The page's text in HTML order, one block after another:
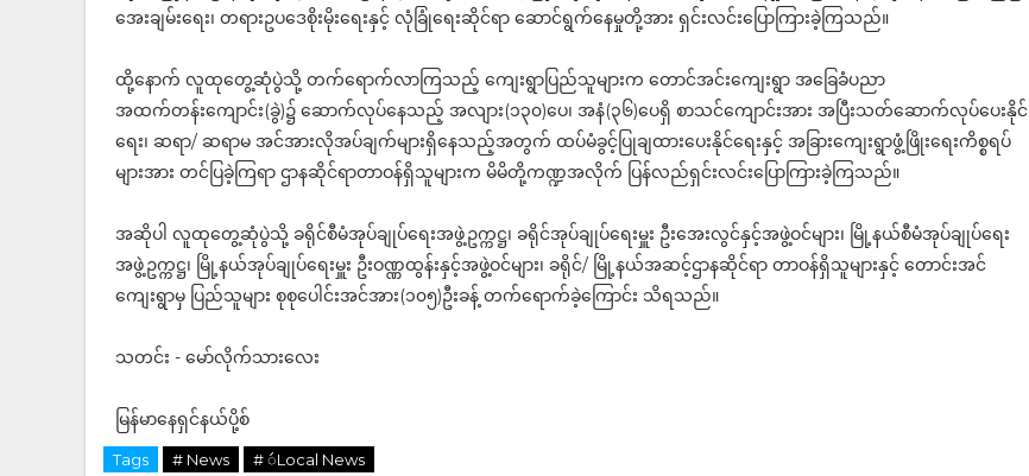
အေးချမ်းရေး၊ တရားဥပဒေစိုးမိုးရေးနှင့် လုံခြုံရေးဆိုင်ရာ ဆောင်ရွက်နေမှုတို့အား ရှင်းလင်းပြောကြားခဲ့ကြသည်။
ထို့နောက် လူထုတွေ့ဆုံပွဲသို့ တက်ရောက်လာကြသည့် ကျေးရွာပြည်သူများက တောင်အင်းကျေးရွာ အခြေခံပညာ
အထက်တန်းကျောင်း(ခွဲ)၌ ဆောက်လုပ်နေသည့် အလျား(၁၃၀)ပေ၊ အနံ(၃၆)ပေရှိ စာသင်ကျောင်းအား အပြီးသတ်ဆောက်လုပ်ပေးနိုင်
ရေး၊ ဆရာ/ ဆရာမ အင်အားလိုအပ်ချက်များရှိနေသည့်အတွက် ထပ်မံခွင့်ပြုချထားပေးနိုင်ရေးနှင့် အခြားကျေးရွာဖွံ့ဖြိုးရေးကိစ္စရပ်
များအား တင်ပြခဲ့ကြရာ ဌာနဆိုင်ရာတာဝန်ရှိသူများက မိမိတို့ကဏ္ဍအလိုက် ပြန်လည်ရှင်းလင်းပြောကြားခဲ့ကြသည်။
အဆိုပါ လူထုတွေ့ဆုံပွဲသို့ ခရိုင်စီမံအုပ်ချုပ်ရေးအဖွဲ့ဥက္ကဋ္ဌ၊ ခရိုင်အုပ်ချုပ်ရေးမှူး ဦးအေးလွင်နှင့်အဖွဲ့ဝင်များ၊ မြို့နယ်စီမံအုပ်ချုပ်ရေး
အဖွဲ့ဥက္ကဋ္ဌ၊ မြို့နယ်အုပ်ချုပ်ရေးမှူး ဦးဝဏ္ဏထွန်းနှင့်အဖွဲ့ဝင်များ၊ ခရိုင်/ မြို့နယ်အဆင့်ဌာနဆိုင်ရာ တာဝန်ရှိသူများနှင့် တောင်းအင်
ကျေးရွာမှ ပြည်သူများ စုစုပေါင်းအင်အား(၁၀၅)ဦးခန့် တက်ရောက်ခဲ့ကြောင်း သိရသည်။
သတင်း - မော်လိုက်သားလေး
မြန်မာနေရှင်နယ်ပို့စ်
Tags # News # ဴLocal News